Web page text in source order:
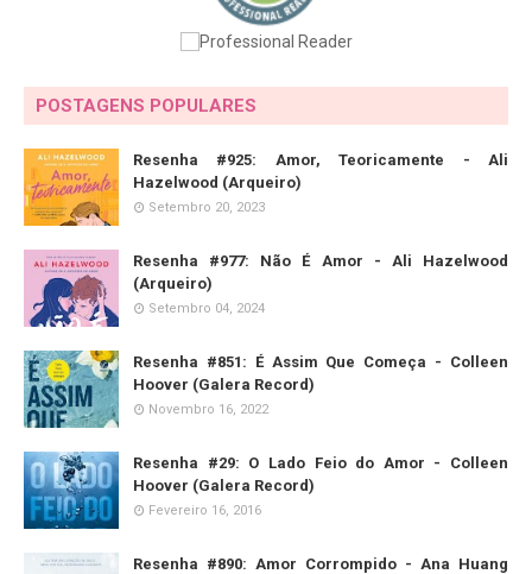
POSTAGENS POPULARES
Resenha #925: Amor, Teoricamente - Ali
Hazelwood (Arqueiro)
Setembro 20, 2023
Resenha #977: Não É Amor - Ali Hazelwood
(Arqueiro)
Setembro 04, 2024
Resenha #851: É Assim Que Começa - Colleen
Hoover (Galera Record)
Novembro 16, 2022
Resenha #29: O Lado Feio do Amor - Colleen
Hoover (Galera Record)
Fevereiro 16, 2016
Resenha #890: Amor Corrompido - Ana Huang